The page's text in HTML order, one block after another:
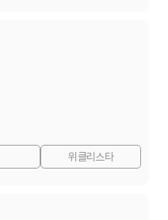
위클리스타